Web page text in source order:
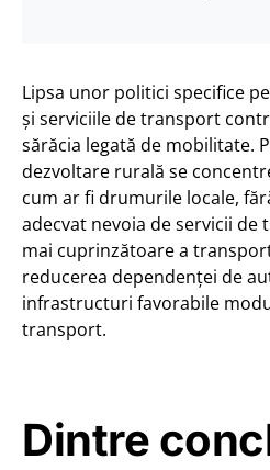
Lipsa unor politici specifice
și serviciile de transport
sărăcia legată de mobilitate.
dezvoltare rurală se
cum ar fi drumurile locale,
adecvat nevoia de servicii
mai cuprinzătoare a
reducerea dependenței de
infrastructuri favorabile
transport.
Dintre